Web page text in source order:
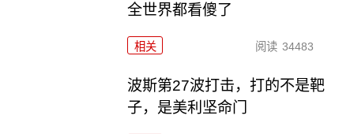
全世界都看傻了
相关 阅读 34483
波斯第27波打击，打的不是靶
子，是美利坚命门